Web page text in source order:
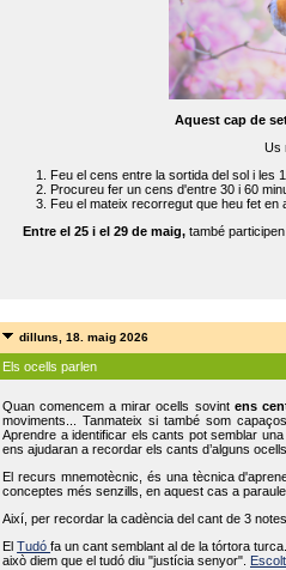
Aquest cap de
Us
Feu el cens entre la sortida del sol i les
Procureu fer un cens d'entre 30 i 60
Feu el mateix recorregut que heu fet en
Entre el 25 i el 29 de maig, també
dilluns, 18. maig 2026
Els ocells parlen
Quan comencem a mirar ocells sovint ens
moviments... Tanmateix si també som
Aprendre a identificar els cants pot semblar
ens ajudaran a recordar els cants d’alguns
El recurs mnemotècnic, és una tècnica
conceptes més senzills, en aquest cas a
Així, per recordar la cadència del cant de 3
ElTudófa un cant semblant al de la tórtora
això diem que el tudó diu "justícia senyor".